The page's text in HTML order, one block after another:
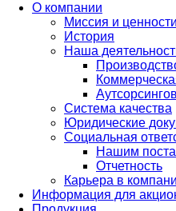
О компании
Миссия и ценности
История
Наша
Система качества
Юридические
Социальная
Нашим
Отчетность
Карьера в
Информация для